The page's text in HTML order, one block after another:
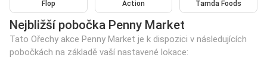
Flop Action Tamda Foods
Nejbližší pobočka Penny Market
Tato Ořechy akce Penny Market je k dispozici v následujících
pobočkách na základě vaší nastavené lokace: